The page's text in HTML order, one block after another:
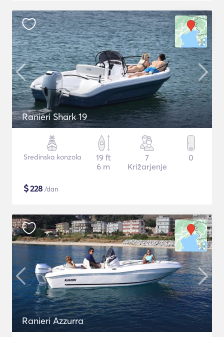
Ranieri Shark 19
Sredinska konzola
19 ft
6 m
7
Križarjenje
0
$228 /dan
Ranieri Azzurra